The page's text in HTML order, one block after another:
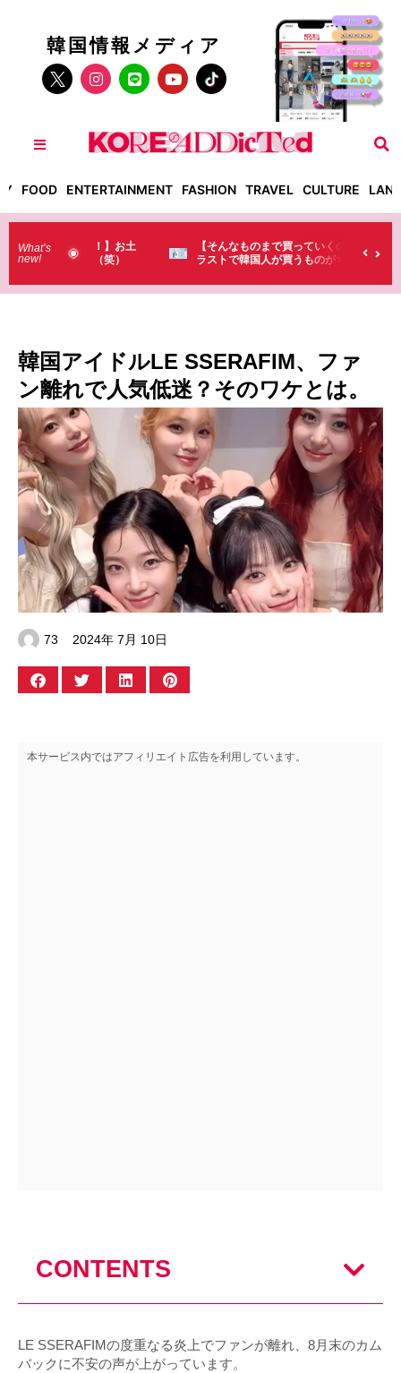
韓国情報メディア
FOOD ENTERTAINMENT FASHION TRAVEL CULTURE
What’s
new!
！】お土
（笑）
【そんなものまで買っていくの？】日本のド
ラストで韓国人が買うものがちょっと…
韓国アイドルLE SSERAFIM、ファ
ン離れで人気低迷？そのワケとは。
73 2024年 7月 10日
本サービス内ではアフィリエイト広告を利用しています。
CONTENTS
LE SSERAFIMの度重なる炎上でファンが離れ、8月末のカム
バックに不安の声が上がっています。